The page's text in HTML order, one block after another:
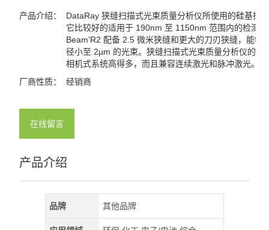
激光功率计
查看全部 >>
产品介绍：
DataRay 狭缝扫描式光束质量分析仪所使用的硅基探
它比较好的适用于 190nm 至 1150nm 范围内的检测。
Beam'R2 配备 2.5 微米狭缝和更大的刀刃狭缝，能够
径小至 2µm 的光束。狭缝扫描式光束质量分析仪的分
相机式系统高得多，而且兼容连续激光和脉冲激光。
厂商性质：
经销商
在线留言
产品介绍
品牌 其他品牌